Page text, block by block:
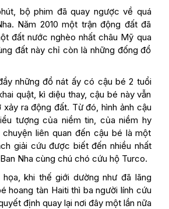
bộ phim đã quay ngược về quá
Năm 2010 một trận động đất đã
đất nước nghèo nhất châu Mỹ qua
đất này chỉ còn là những đống đổ
những đổ nát ấy có cậu bé 2 tuổi
quật, kì diệu thay, cậu bé này vẫn
ra động đất. Từ đó, hình ảnh cậu
tượng của niềm tin, của niềm hy
liên quan đến cậu bé là một
giải cứu được biết đến nhiều nhất
Nha cùng chú chó cứu hộ Turco.
khi thế giới dường như đã lãng
hoang tàn Haiti thì ba người lính cứu
định quay lại nơi đây một lần nữa